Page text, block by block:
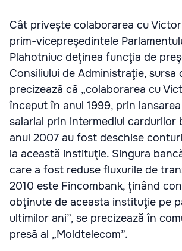
Cât priveşte colaborarea cu
prim-vicepreşedintele
Plahotniuc deţinea funcţia de
Consiliului de Administraţie, sursa
precizează că „colaborarea cu
început în anul 1999, prin
salarial prin intermediul cardurilor
anul 2007 au fost deschise
la această instituţie. Singura
care a fost reduse fluxurile de
2010 este Fincombank, ţinând
obţinute de aceasta instituţie pe
ultimilor ani”, se precizează în
presă al „Moldtelecom”.